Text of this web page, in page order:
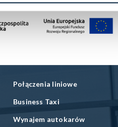
Połączenia liniowe
Business Taxi
Wynajem autokarów